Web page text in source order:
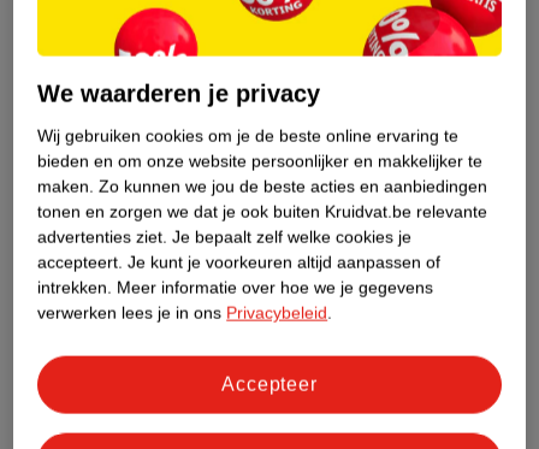
Over dit product
Etiketinformatie
Nature Impact Score
Dit product heeft (nog) geen Nature
Bestel & Bezorginformatie
We waarderen je privacy
Wij gebruiken cookies om je de beste online ervaring te
bieden en om onze website persoonlijker en makkelijker te
maken. Zo kunnen we jou de beste acties en aanbiedingen
tonen en zorgen we dat je ook buiten Kruidvat.be relevante
advertenties ziet. Je bepaalt zelf welke cookies je
accepteert. Je kunt je voorkeuren altijd aanpassen of
intrekken. Meer informatie over hoe we je gegevens
verwerken lees je in ons Privacybeleid.
Accepteer